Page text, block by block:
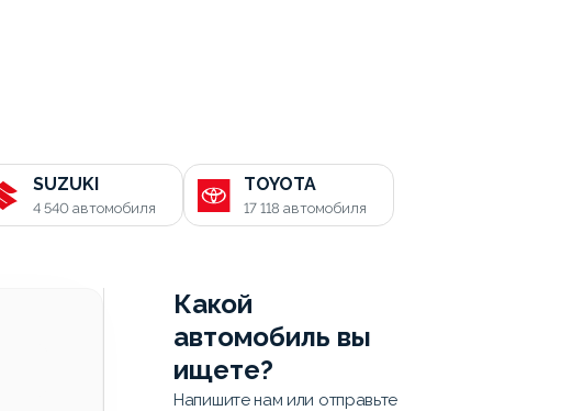
SUZUKI
4 540 автомобиля
TOYOTA
17 118 автомобиля
Какой
автомобиль вы
ищете?
Напишите нам или отправьте